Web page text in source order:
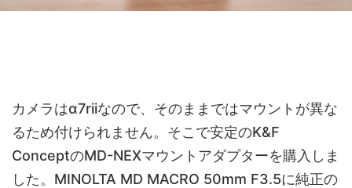
カメラはα7riiなので、そのままではマウントが異な
るため付けられません。そこで安定のK&F
ConceptのMD-NEXマウントアダプターを購入しま
した。MINOLTA MD MACRO 50mm F3.5に純正の